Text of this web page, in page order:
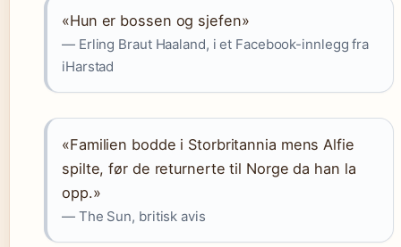
«Hun er bossen og sjefen»
— Erling Braut Haaland, i et Facebook-innlegg fra
iHarstad
«Familien bodde i Storbritannia mens Alfie
spilte, før de returnerte til Norge da han la
opp.»
— The Sun, britisk avis